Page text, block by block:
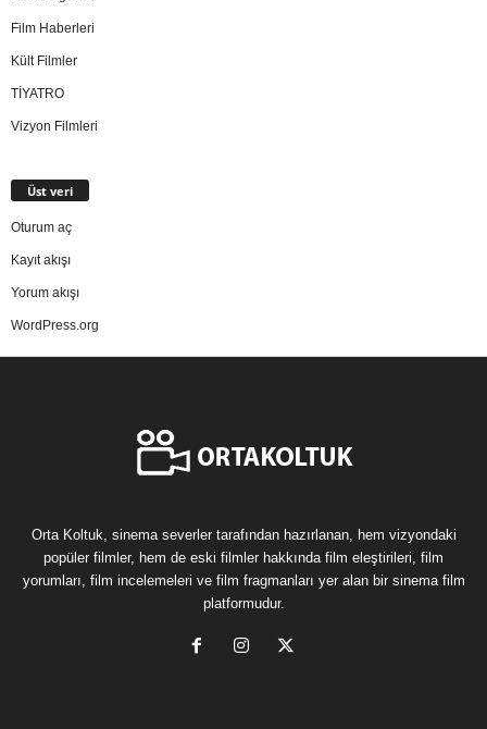
Film Haberleri
Kült Filmler
TİYATRO
Vizyon Filmleri
Üst veri
Oturum aç
Kayıt akışı
Yorum akışı
WordPress.org
Orta Koltuk, sinema severler tarafından hazırlanan, hem vizyondaki
popüler filmler, hem de eski filmler hakkında film eleştirileri, film
yorumları, film incelemeleri ve film fragmanları yer alan bir sinema film
platformudur.